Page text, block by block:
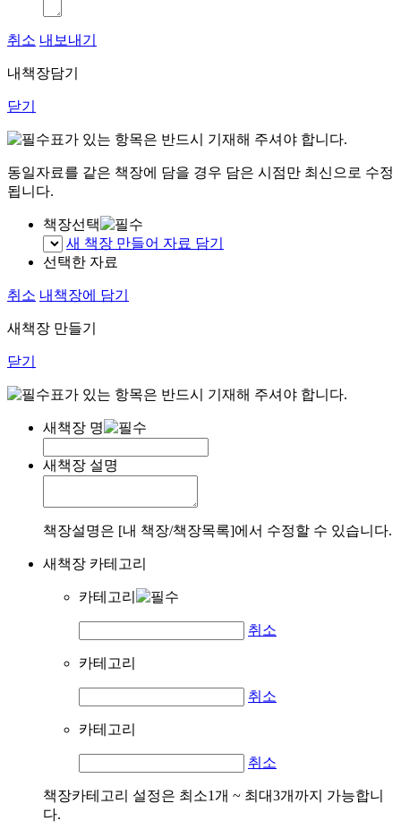
취소 내보내기
내책장담기
닫기
표가 있는 항목은 반드시 기재해 주셔야 합니다.
동일자료를 같은 책장에 담을 경우 담은 시점만 최신으로 수정
됩니다.
책장선택
새 책장 만들어 자료 담기
선택한 자료
취소 내책장에 담기
새책장 만들기
닫기
표가 있는 항목은 반드시 기재해 주셔야 합니다.
새책장 명
새책장 설명
책장설명은 [내 책장/책장목록]에서 수정할 수 있습니다.
새책장 카테고리
카테고리
취소
카테고리
취소
카테고리
취소
책장카테고리 설정은 최소1개 ~ 최대3개까지 가능합니
다.